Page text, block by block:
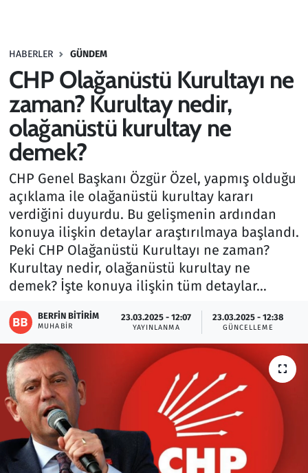
HABERLER GÜNDEM
CHP Olağanüstü Kurultayı ne
zaman? Kurultay nedir,
olağanüstü kurultay ne
demek?
CHP Genel Başkanı Özgür Özel, yapmış olduğu
açıklama ile olağanüstü kurultay kararı
verdiğini duyurdu. Bu gelişmenin ardından
konuya ilişkin detaylar araştırılmaya başlandı.
Peki CHP Olağanüstü Kurultayı ne zaman?
Kurultay nedir, olağanüstü kurultay ne
demek? İşte konuya ilişkin tüm detaylar…
BERFIN BITIRIM
MUHABIR
23.03.2025 - 12:07
YAYINLANMA
23.03.2025 - 12:38
GÜNCELLEME
Haber
Kültür Sanat
Kurumsal Haberler
Lezzet Durağı
Memur ve Kamu
Otomobil
Oyun
Resmi İlanlar
Rüya Tabirleri
Sağlık
Savunma Sanayi